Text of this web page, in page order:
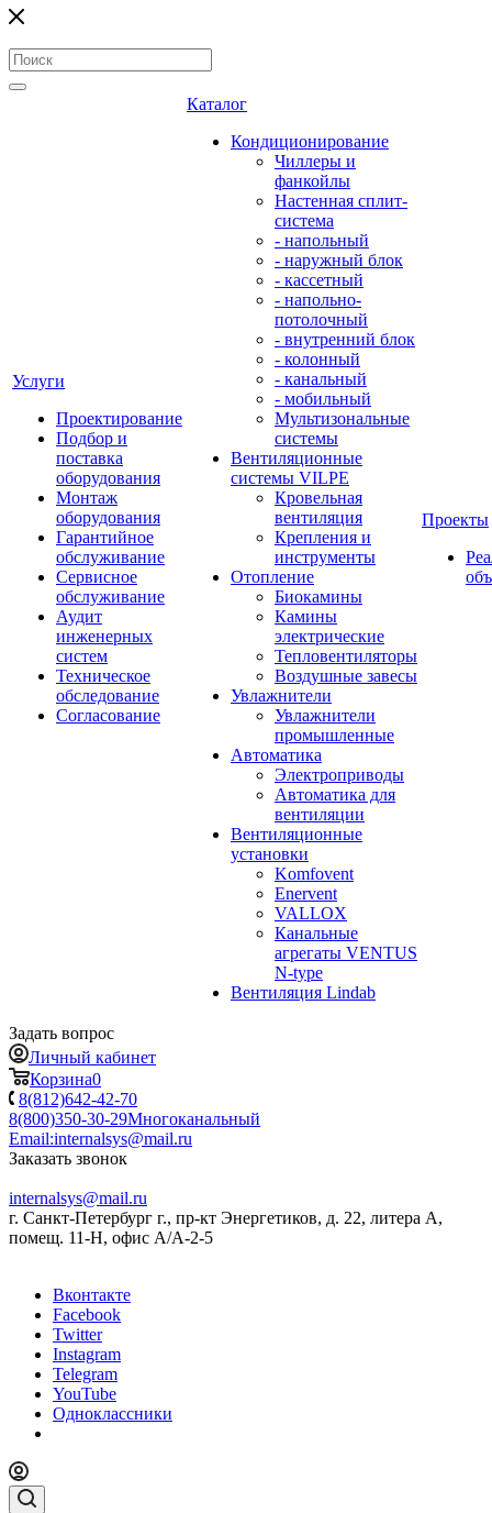
Услуги
Проектирование
Подбор и
поставка
оборудования
Монтаж
оборудования
Гарантийное
обслуживание
Сервисное
обслуживание
Аудит
инженерных
систем
Техническое
обследование
Согласование
Каталог
Кондиционирование
Чиллеры и
фанкойлы
Настенная сплит-
система
- напольный
- наружный блок
- кассетный
- напольно-
потолочный
- внутренний блок
- колонный
- канальный
- мобильный
Мультизональные
системы
Вентиляционные
системы VILPE
Кровельная
вентиляция
Крепления и
инструменты
Отопление
Биокамины
Камины
электрические
Тепловентиляторы
Воздушные завесы
Увлажнители
Увлажнители
промышленные
Автоматика
Электроприводы
Автоматика для
вентиляции
Вентиляционные
установки
Komfovent
Enervent
VALLOX
Канальные
агрегаты VENTUS
N-type
Вентиляция Lindab
Проекты
Задать вопрос
Личный кабинет
Корзина0
8(812)642-42-70
8(800)350-30-29Многоканальный
Email:internalsys@mail.ru
Заказать звонок
internalsys@mail.ru
г. Санкт-Петербург г., пр-кт Энергетиков, д. 22, литера А,
помещ. 11-Н, офис А/А-2-5
Вконтакте
Facebook
Twitter
Instagram
Telegram
YouTube
Одноклассники